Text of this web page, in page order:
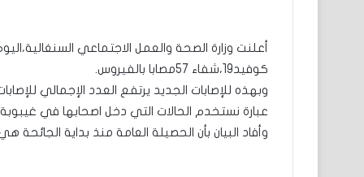
كوفيد19،شفاء 57مصابا بالفيروس.
عبارة نستخدم الحالات التي دخل اصحابها في
وأفاد البيان بأن الحصيلة العامة منذ بداية الجائحة هي،شفاء 1858ووفاة 42مصاب،بينما يخضع